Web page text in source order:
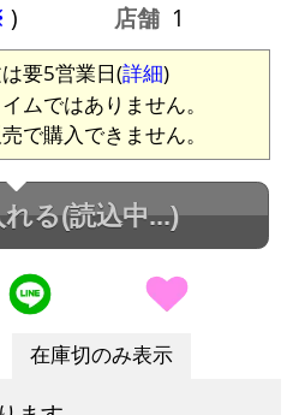
) 店舗 1
要5営業日(詳細)
ムではありません。
で購入できません。
れる(読込中...)
在庫切のみ表示